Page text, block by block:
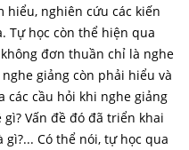
hiểu, nghiên cứu các kiến
Tự học còn thể hiện qua
đơn thuần chỉ là nghe
giảng còn phải hiểu và
các cầu hỏi khi nghe giảng
Vấn đề đó đã triển khai
Có thể nói, tự học qua